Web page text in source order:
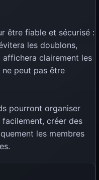
être fiable et sécurisé :
les doublons,
clairement les
ne peut pas être
pourront organiser
créer des
les membres